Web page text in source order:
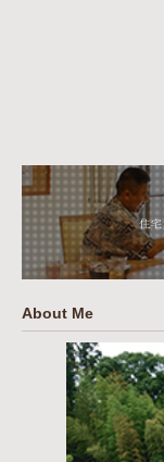
About Me